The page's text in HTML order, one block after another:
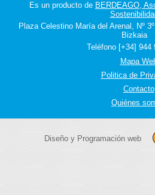
Es un producto de BERDEAGO,
Plaza Celestino María del Arenal, Nº
Bizkaia
Teléfono [+34] 944
Mapa
Politica de
Contacto
Quiénes
Diseño y Programación web